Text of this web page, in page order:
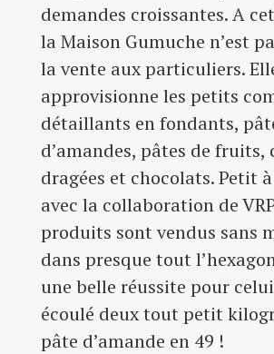
demandes croissantes. A
la Maison Gumuche n’est
la vente aux particuliers.
approvisionne les petits
détaillants en fondants,
d’amandes, pâtes de fruits,
dragées et chocolats. Petit
avec la collaboration de
produits sont vendus sans
dans presque tout
une belle réussite pour
écoulé deux tout petit
pâte d’amande en 49 !